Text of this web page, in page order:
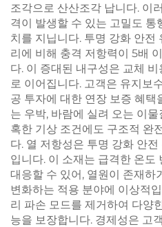
조각으로 산산조각 납니다. 이
격이 발생할 수 있는 고밀도
치를 지닙니다. 투명 강화 안전
리에 비해 충격 저항력이 5배
다. 이 증대된 내구성은 교체
로 이어집니다. 고객은 유지보
공 투자에 대한 연장 보증 혜택
는 우박, 바람에 실려 오는 이
혹한 기상 조건에도 구조적 완
다. 열 저항성은 투명 강화 안
입니다. 이 소재는 급격한 온도
대응할 수 있어, 열원이 존재하
변화하는 적용 분야에 이상적
리 파손 모드를 제거하여 다양
능을 보장합니다. 경제성은 고